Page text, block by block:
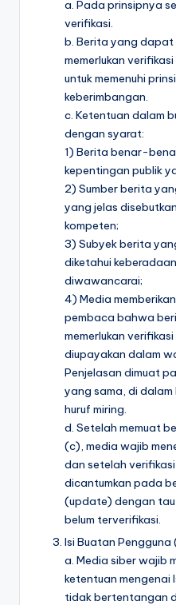
a. Pada prinsipnya
verifikasi.
b. Berita yang dapat
memerlukan
untuk memenuhi
keberimbangan.
c. Ketentuan dalam
dengan syarat:
1) Berita benar-
kepentingan publik
2) Sumber berita
yang jelas
kompeten;
3) Subyek berita
diketahui
diwawancarai;
4) Media
pembaca bahwa
memerlukan
diupayakan dalam
Penjelasan dimuat
yang sama, di dalam
huruf miring.
d. Setelah memuat
(c), media wajib
dan setelah
dicantumkan pada
(update) dengan
belum terverifikasi.
Isi Buatan
a. Media siber wajib
ketentuan mengenai
tidak bertentangan